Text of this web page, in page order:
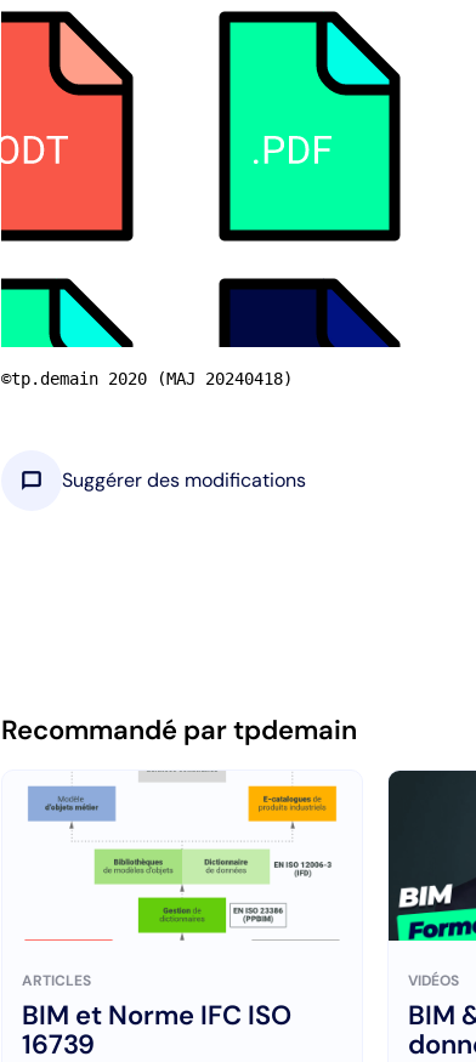
©tp.demain 2020 (MAJ 20240418)
chat_bubble Suggérer des modifications
Recommandé par tpdemain
ARTICLES
BIM et Norme IFC ISO
16739
VIDÉOS
BIM